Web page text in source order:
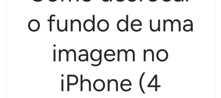
Gerador de beijo AI
Gerador de abraços AI
Gerador de dança AI
Texto para Imagem
Seedream 5.0 Pro Nano Banana Pro Seedream 4.5
Editor e Criador de Fotos
Aprimorador de fotos
Removedor de objetos
Precificação
o fundo de uma
imagem no
iPhone (4